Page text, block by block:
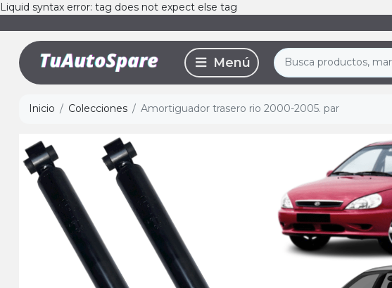
Liquid syntax error: tag does not expect else tag
Inicio Colecciones Amortiguador trasero rio 2000-2005. par